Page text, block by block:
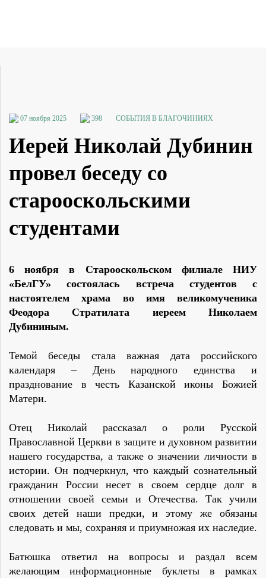
07 ноября 2025 398 СОБЫТИЯ В БЛАГОЧИНИЯХ
Иерей Николай Дубинин
провел беседу со
старооскольскими
студентами
6 ноября в Старооскольском филиале НИУ
«БелГУ» состоялась встреча студентов с
настоятелем храма во имя великомученика
Феодора Стратилата иереем Николаем
Дубининым.
Темой беседы стала важная дата российского
календаря – День народного единства и
празднование в честь Казанской иконы Божией
Матери.
Отец Николай рассказал о роли Русской
Православной Церкви в защите и духовном развитии
нашего государства, а также о значении личности в
истории. Он подчеркнул, что каждый сознательный
гражданин России несет в своем сердце долг в
отношении своей семьи и Отечества. Так учили
своих детей наши предки, и этому же обязаны
следовать и мы, сохраняя и приумножая их наследие.
Батюшка ответил на вопросы и раздал всем
желающим информационные буклеты в рамках